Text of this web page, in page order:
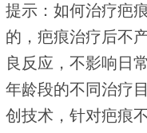
提示：如何治疗疤
的，疤痕治疗后不
良反应，不影响日
年龄段的不同治疗
创技术，针对疤痕